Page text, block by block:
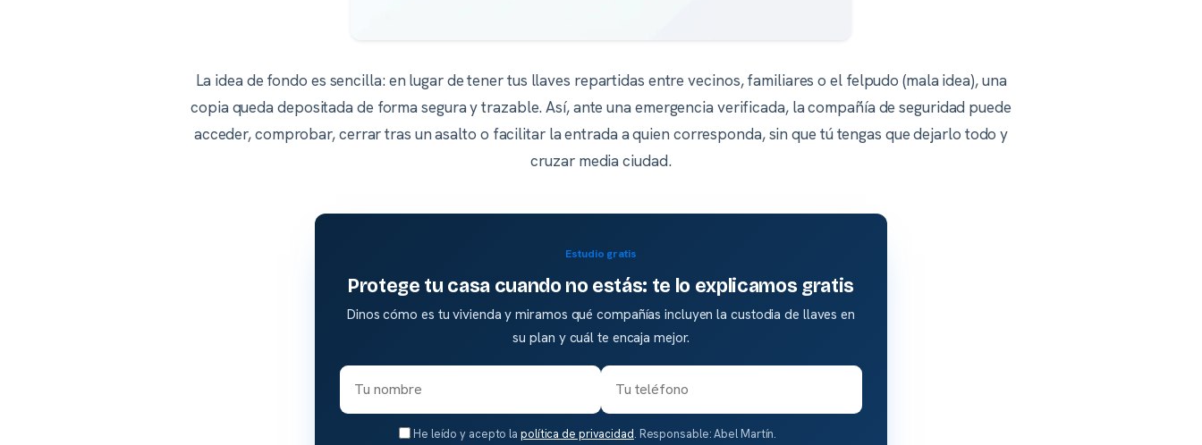
La idea de fondo es sencilla: en lugar de tener tus llaves repartidas entre vecinos, familiares o el felpudo (mala idea), una
copia queda depositada de forma segura y trazable. Así, ante una emergencia verificada, la compañía de seguridad puede
acceder, comprobar, cerrar tras un asalto o facilitar la entrada a quien corresponda, sin que tú tengas que dejarlo todo y
cruzar media ciudad.
Estudio gratis
Protege tu casa cuando no estás: te lo explicamos gratis
Dinos cómo es tu vivienda y miramos qué compañías incluyen la custodia de llaves en
su plan y cuál te encaja mejor.
He leído y acepto la política de privacidad. Responsable: Abel Martín.